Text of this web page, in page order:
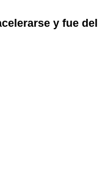
y fue del